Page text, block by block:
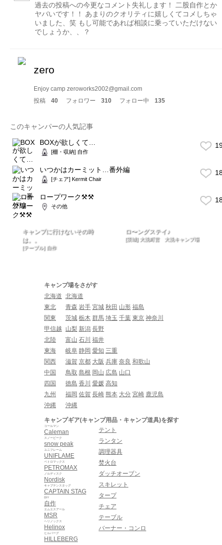
過去の投稿への今更なコメント失礼します！ 二股自作とか
ヤバいです！！ あまりのクオリティに嬉しくてコメしちゃ
いました、笑 もし可能であれば相談に乗っていただけない
でしょうか、、？
zero
Enjoy camp zeroworks2002@gmail.com
投稿
40 フォロワー 310 フォロー中 135
このキャンパーの人気記事
BOXが欲しくて…
[棚・収納] 自作
いつかはカーミット…番外編
[チェア] Kermit Chair
ロープワーク⚒⚒
その他
キャンプに行けないその時
は。。
[テーブル] 自作
ロ〜ングステイ♪
[茨城] 大洗町営 大洗キャンプ場
キャンプ場をさがす
北海道 北海道
東北
青森 岩手 宮城 秋田 山形 福島
関東
茨城 栃木 群馬 埼玉 千葉 東京 神奈川
甲信越
山梨 新潟 長野
北陸
富山 石川 福井
東海
岐阜 静岡 愛知 三重
関西
滋賀 京都 大阪 兵庫 奈良 和歌山
中国
鳥取 島根 岡山 広島 山口
四国
徳島 香川 愛媛 高知
九州
福岡 佐賀 長崎 熊本 大分 宮崎 鹿児島
沖縄
沖縄
キャンプギア(キャンプ用品・キャンプ道具)を探す
Caleman
コールマン
snow peak
スノーピーク
UNIFLAME
ユニフレーム
PETROMAX
ペトロマックス
Nordisk
ノルディスク
CAPTAIN STAG
キャプテンスタッグ
自作
DIY
MSR
エムエスアール
Helinox
ヘリノックス
HILLEBERG
ヒルバーグ
テント
ランタン
調理器具
焚火台
ダッチオーブン
スキレット
タープ
チェア
テーブル
バーナー・コンロ